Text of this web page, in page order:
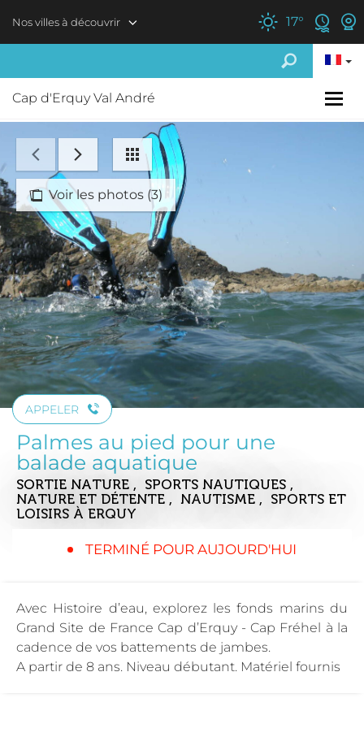
Nos villes à découvrir 17°
Cap d'Erquy Val André
Voir les photos (3)
APPELER
Palmes au pied pour une
balade aquatique
SORTIE NATURE , SPORTS NAUTIQUES ,
NATURE ET DÉTENTE , NAUTISME , SPORTS ET
LOISIRS À ERQUY
TERMINÉ POUR AUJOURD'HUI
Avec Histoire d’eau, explorez les fonds marins du
Grand Site de France Cap d’Erquy - Cap Fréhel à la
cadence de vos battements de jambes.
A partir de 8 ans. Niveau débutant. Matériel fournis